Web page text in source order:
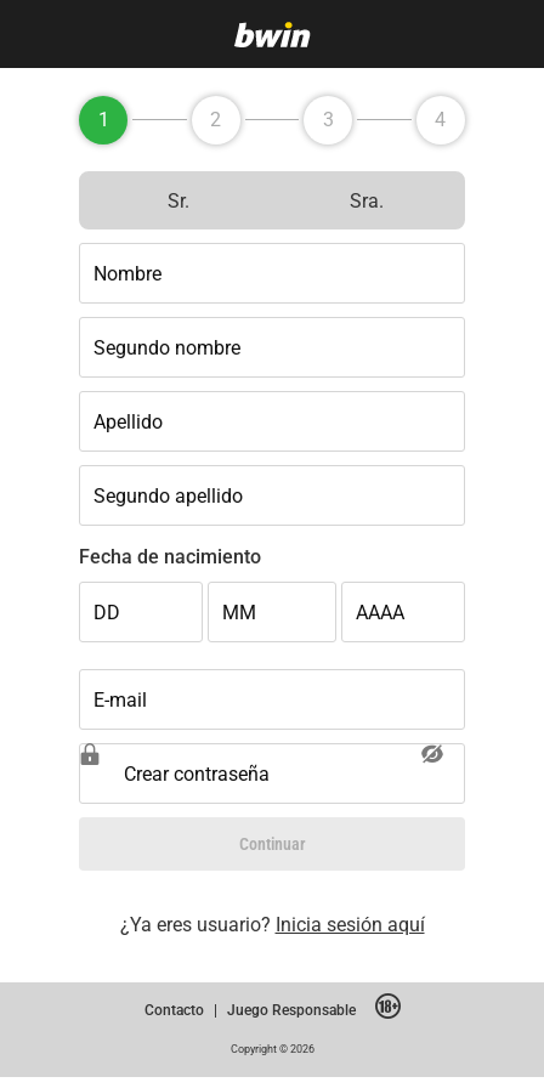
1 2 3 4
Sr. Sra.
Nombre
Segundo nombre
Apellido
Segundo apellido
Fecha de nacimiento
DD MM AAAA
E-mail
Crear contraseña
Continuar
¿Ya eres usuario? Inicia sesión aquí
Contacto | Juego Responsable
Copyright © 2026